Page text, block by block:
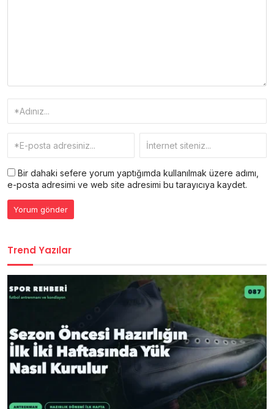
Bir dahaki sefere yorum yaptığımda kullanılmak üzere adımı,
e-posta adresimi ve web site adresimi bu tarayıcıya kaydet.
Trend Yazılar